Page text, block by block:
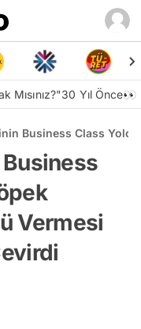
Mısınız?"30 Yıl Önce👀
Business Class
Vermesi